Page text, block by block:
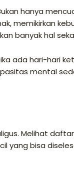
hanya
memikirkan
banyak hal
ada hari-hari
mental
Melihat daftar
yang bisa